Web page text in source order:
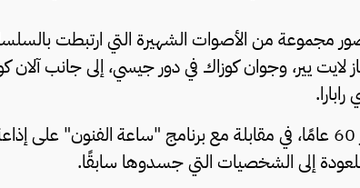
مجموعة من الأصوات الشهيرة التي ارتبطت
لايت يير، وجوان كوزاك في دور جيسي، إلى جانب آلان
وقال ستانتون، البالغ من العمر 60 عامًا، في مقابلة مع برنامج "ساعة
إلى الشخصيات التي جسدوها سابقًا.